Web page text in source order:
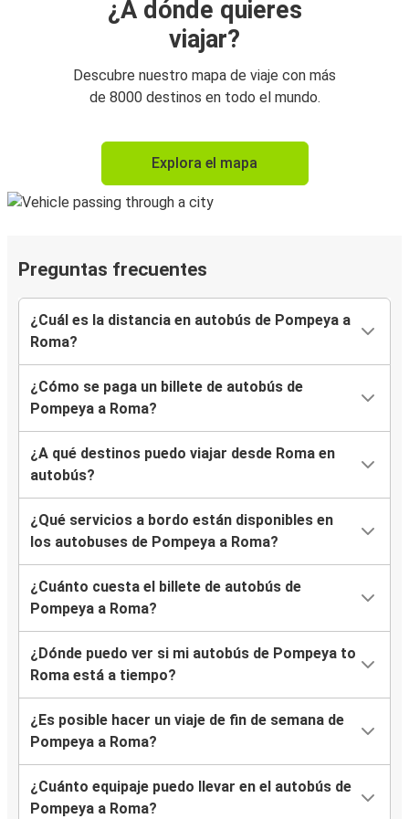
¿A dónde quieres
viajar?
Descubre nuestro mapa de viaje con más
de 8000 destinos en todo el mundo.
Explora el mapa
Preguntas frecuentes
¿Cuál es la distancia en autobús de Pompeya a
Roma?
¿Cómo se paga un billete de autobús de
Pompeya a Roma?
¿A qué destinos puedo viajar desde Roma en
autobús?
¿Qué servicios a bordo están disponibles en
los autobuses de Pompeya a Roma?
¿Cuánto cuesta el billete de autobús de
Pompeya a Roma?
¿Dónde puedo ver si mi autobús de Pompeya to
Roma está a tiempo?
¿Es posible hacer un viaje de fin de semana de
Pompeya a Roma?
¿Cuánto equipaje puedo llevar en el autobús de
Pompeya a Roma?